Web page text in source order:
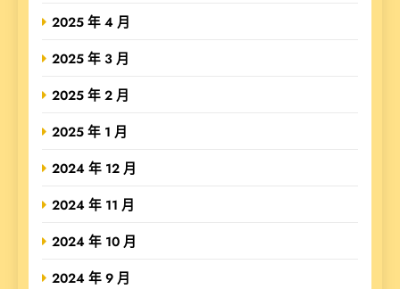
2025 年 4 月
2025 年 3 月
2025 年 2 月
2025 年 1 月
2024 年 12 月
2024 年 11 月
2024 年 10 月
2024 年 9 月